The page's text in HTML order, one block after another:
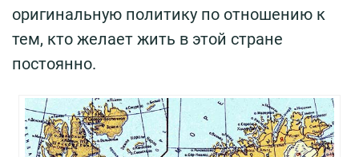
оригинальную политику по отношению к
тем, кто желает жить в этой стране
постоянно.